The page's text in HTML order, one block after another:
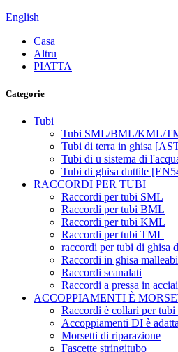
English
Casa
Altru
PIATTA
Categorie
Tubi
Tubi SML/BML/KML/
Tubi di terra in ghisa
Tubi di u sistema di
Tubi di ghisa duttile
RACCORDI PER TUBI
Raccordi per tubi SML
Raccordi per tubi BML
Raccordi per tubi KML
Raccordi per tubi TML
raccordi per tubi di ghisa
Raccordi in ghisa
Raccordi scanalati
Raccordi a pressa in
ACCOPPIAMENTI È
Raccordi è collari per
Accoppiamenti DI è
Morsetti di riparazione
Fascette stringitubo